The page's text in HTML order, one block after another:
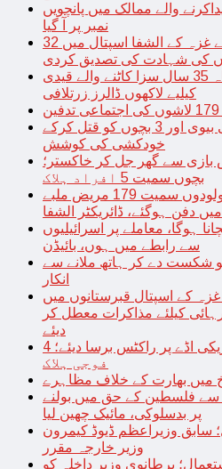
والے ممالک میں پانچویں
نمبر پر آ گیا
فلسطینی ہلال احمر نے غزہ کے الشفا اسپتال میں 32
کی شہادت کی تصدیق کردی
جنسی حملہ کیس میں بے گناہ 35 سال سزا کاٹنے والے قیدی
کیلیے لاکھوں ڈالرز زرتلافی
ترکیہ میں شوہر کی بیوی اور 3 بچوں کو قتل کرکے
خودکشی کی کوشش
بازی سے گھر جل کر خاکستر؛
بچوں سمیت 5 افراد ہلاک
اسرائیلی بمباری میں نومولودوں سمیت 179 مریض ملبے
میں دفن ہوگئے، ڈائریکٹر الشفا
ہوگا، معاملے پر اسرائیلیوں
سے رابطے میں ہوں، بائیڈن
شکست دے کر ہاتھ ملانے سے
انکار
غزہ کے اسپتال قبرستانوں میں
کیلئے مذاکرات معطل کر
دیئے
حزب اللہ نے شام میں امریکی اڈے پر راکٹس برسا دیئے؛ 4
فوجی ہلاک
میں بھارت کے خلاف مظاہرے
سے فلسطین کے حق میں بولنے
پر بدسلوکی، مائیک چھین لیا
سابق وزیراعظم ڈیوڈ کیمرون
وزیر خارجہ مقرر
برطانوی وزیر داخلہ کو